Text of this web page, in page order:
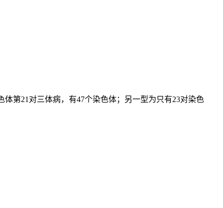
第21对三体病，有47个染色体；另一型为只有23对染色